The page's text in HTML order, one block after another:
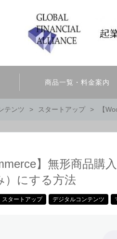
商品一覧・料金案内
テンツ スタートアップ 【
】無形商品購
）にする方法
スタートアップ デジタルコンテンツ